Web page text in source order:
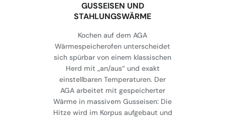
GUSSEISEN UND
STAHLUNGSWÄRME
Kochen auf dem AGA
Wärmespeicherofen unterscheidet
sich spürbar von einem klassischen
Herd mit „an/aus“ und exakt
einstellbaren Temperaturen. Der
AGA arbeitet mit gespeicherter
Wärme in massivem Gusseisen: Die
Hitze wird im Korpus aufgebaut und